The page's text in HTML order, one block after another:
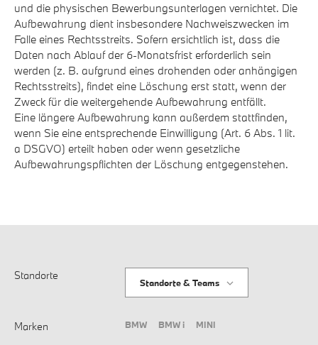
und die physischen Bewerbungsunterlagen vernichtet. Die
Aufbewahrung dient insbesondere Nachweiszwecken im
Falle eines Rechtsstreits. Sofern ersichtlich ist, dass die
Daten nach Ablauf der 6-Monatsfrist erforderlich sein
werden (z. B. aufgrund eines drohenden oder anhängigen
Rechtsstreits), findet eine Löschung erst statt, wenn der
Zweck für die weitergehende Aufbewahrung entfällt.
Eine längere Aufbewahrung kann außerdem stattfinden,
wenn Sie eine entsprechende Einwilligung (Art. 6 Abs. 1 lit.
a DSGVO) erteilt haben oder wenn gesetzliche
Aufbewahrungspflichten der Löschung entgegenstehen.
Standorte
Standorte & Teams
Marken BMW BMW i MINI